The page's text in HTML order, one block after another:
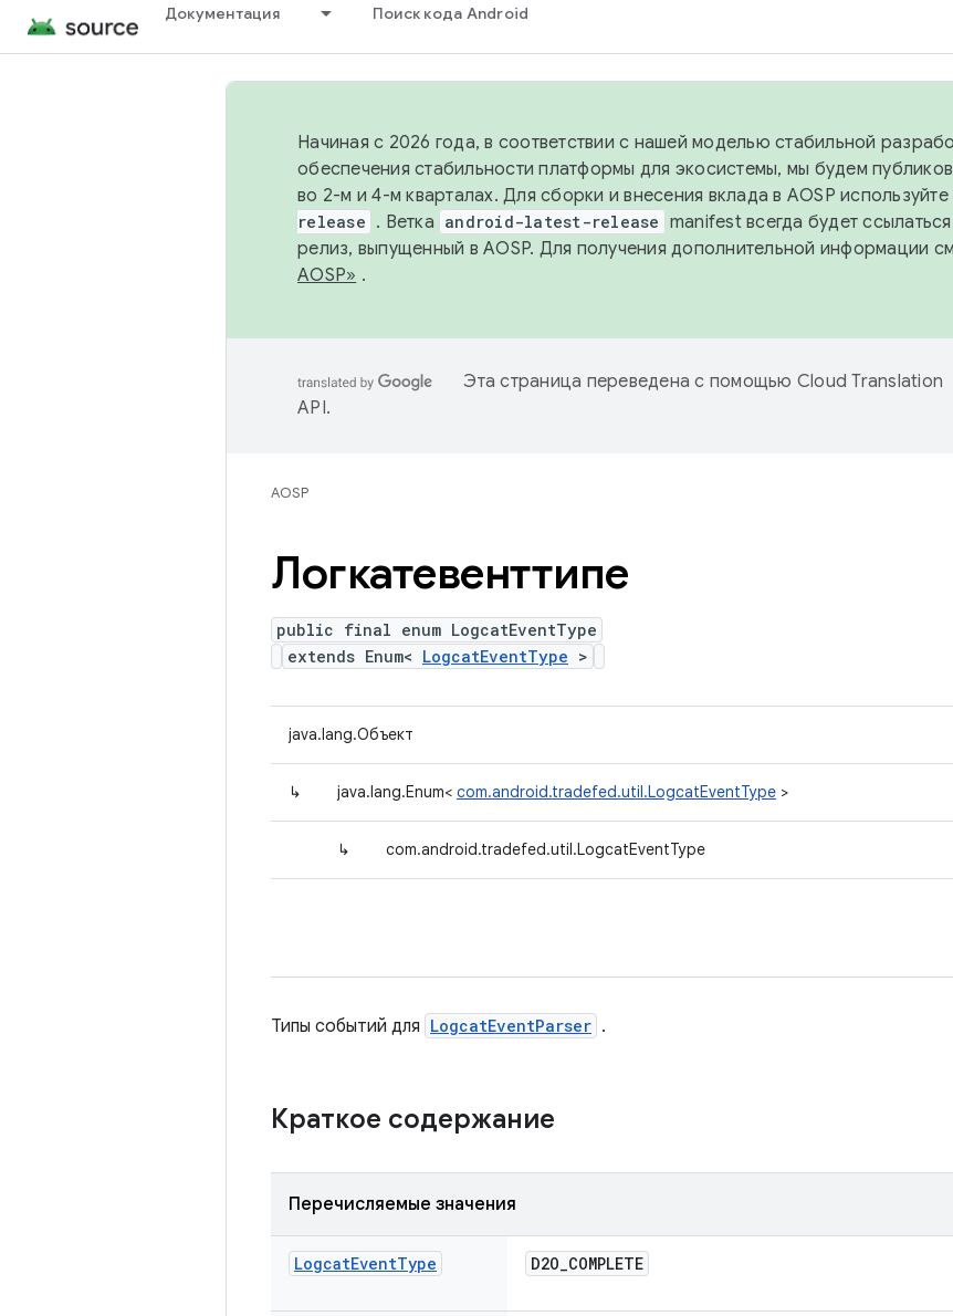
Документация Поиск кода Android
Начиная с 2026 года, в соответствии с нашей моделью стабильной
обеспечения стабильности платформы для экосистемы, мы будем
во 2-м и 4-м кварталах. Для сборки и внесения вклада в AOSP используйте
release . Ветка android-latest-release manifest всегда будет
релиз, выпущенный в AOSP. Для получения дополнительной информации
AOSP» .
Эта страница переведена с помощью Cloud Translation
API.
AOSP
Логкатевенттипе
public final enum LogcatEventType
extends Enum< LogcatEventType >
java.lang.Объект
↳ java.lang.Enum< com.android.tradefed.util.LogcatEventType >
↳ com.android.tradefed.util.LogcatEventType
Типы событий для LogcatEventParser .
Краткое содержание
Перечисляемые значения
LogcatEventType D2O_COMPLETE